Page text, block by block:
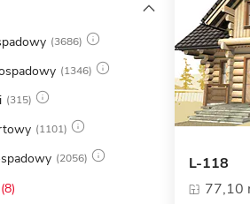
(3686)
(1346)
(315)
(1101)
(2056)
L-118
77,10